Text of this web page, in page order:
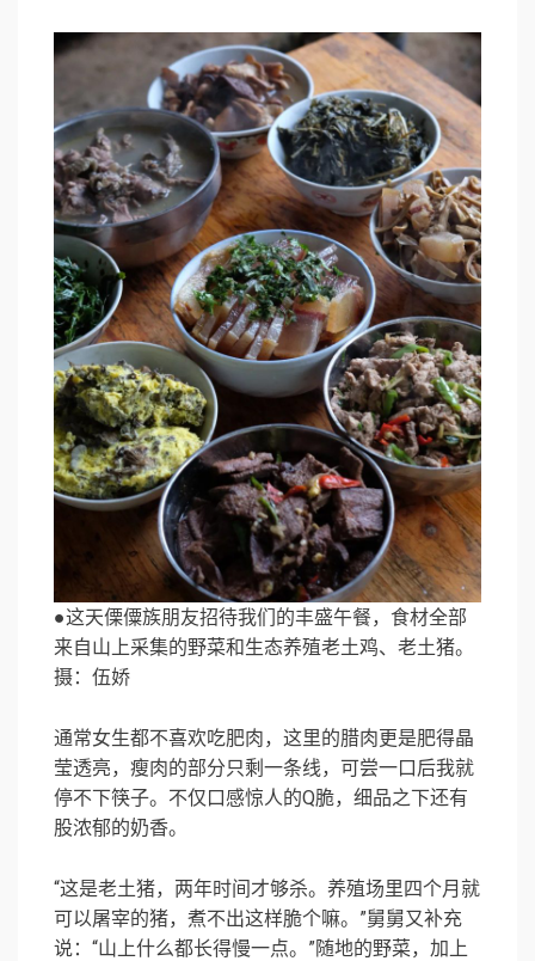
●这天傈僳族朋友招待我们的丰盛午餐，食材全部
来自山上采集的野菜和生态养殖老土鸡、老土猪。
摄：伍娇
通常女生都不喜欢吃肥肉，这里的腊肉更是肥得晶
莹透亮，瘦肉的部分只剩一条线，可尝一口后我就
停不下筷子。不仅口感惊人的Q脆，细品之下还有
股浓郁的奶香。
“这是老土猪，两年时间才够杀。养殖场里四个月就
可以屠宰的猪，煮不出这样脆个嘛。”舅舅又补充
说：“山上什么都长得慢一点。”随地的野菜，加上